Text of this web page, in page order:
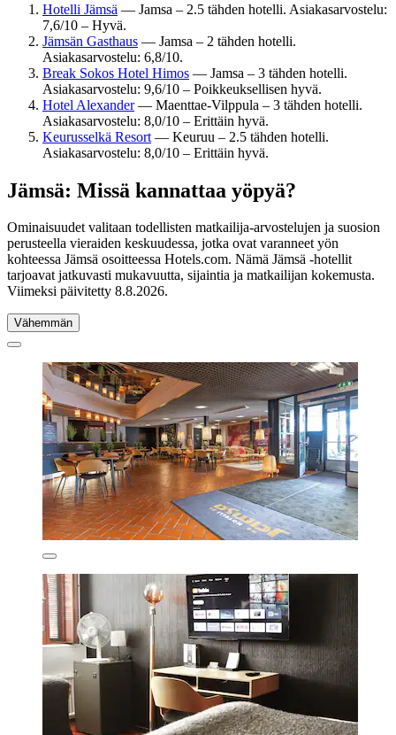
Hotelli Jämsä — Jamsa – 2.5 tähden hotelli. Asiakasarvostelu:
7,6/10 – Hyvä.
Jämsän Gasthaus — Jamsa – 2 tähden hotelli.
Asiakasarvostelu: 6,8/10.
Break Sokos Hotel Himos — Jamsa – 3 tähden hotelli.
Asiakasarvostelu: 9,6/10 – Poikkeuksellisen hyvä.
Hotel Alexander— Maenttae-Vilppula – 3 tähden hotelli.
Asiakasarvostelu: 8,0/10 – Erittäin hyvä.
Keurusselkä Resort — Keuruu – 2.5 tähden hotelli.
Asiakasarvostelu: 8,0/10 – Erittäin hyvä.
Jämsä: Missä kannattaa yöpyä?
Ominaisuudet valitaan todellisten matkailija-arvostelujen ja suosion
perusteella vieraiden keskuudessa, jotka ovat varanneet yön
kohteessa Jämsä osoitteessa Hotels.com. Nämä Jämsä -hotellit
tarjoavat jatkuvasti mukavuutta, sijaintia ja matkailijan kokemusta.
Viimeksi päivitetty 8.8.2026.
Vähemmän